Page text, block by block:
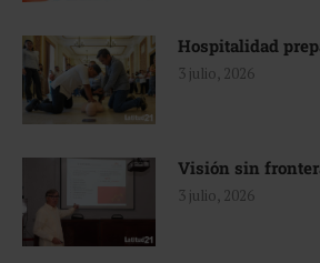
Hospitalidad
3 julio, 2026
Visión sin
3 julio, 2026